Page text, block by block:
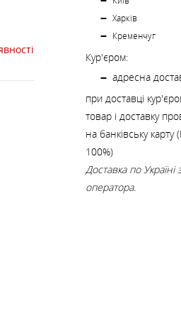
СТРАХУВАЛЬНІ
НОЖІ,
РЕМКОМПЛЕКТИ,
ЗАПЛАТКИ
СУВЕНІРИ,
Харків
Кременчуг
Кур'єром:
адресна
при доставці
товар і доставку
на банківську
100%)
Доставка по Україні
оператора.